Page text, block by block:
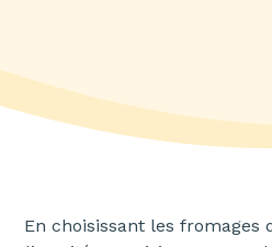
En choisissant les fromages